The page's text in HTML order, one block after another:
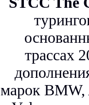
трассах
марок BMW,